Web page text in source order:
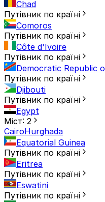
Chad
Путівник по країні
Comoros
Путівник по країні
Côte d'Ivoire
Путівник по країні
Democratic Republic
Путівник по країні
Djibouti
Путівник по країні
Egypt
Міст: 2
CairoHurghada
Equatorial Guinea
Путівник по країні
Eritrea
Путівник по країні
Eswatini
Путівник по країні